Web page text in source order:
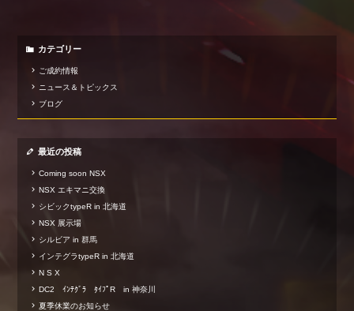
カテゴリー
ご成約情報
ニュース＆トピックス
ブログ
最近の投稿
Coming soon NSX
NSX エキマニ交換
シビックtypeR in 北海道
NSX 展示場
シルビア in 群馬
インテグラtypeR in 北海道
N S X
DC2 ｲﾝﾃｸﾞﾗ ﾀｲﾌﾟR in 神奈川
夏季休業のお知らせ